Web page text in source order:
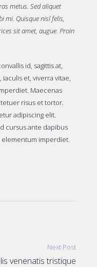
metus. Sed aliquet
mi. Quisque nisl felis,
sit amet, augue. Proin
id, sagittis at,
et, viverra vitae,
Maecenas
risus et tortor.
adipiscing elit.
cursus ante dapibus
elementum imperdiet.
Next Post
venenatis tristique